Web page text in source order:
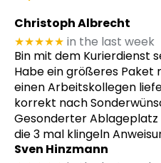
Christoph Albrecht
★★★★★ in the last week
Bin mit dem Kurierdienst
Habe ein größeres Paket
einen Arbeitskollegen
korrekt nach
Gesonderter Ablageplatz
die 3 mal klingeln
Sven Hinzmann